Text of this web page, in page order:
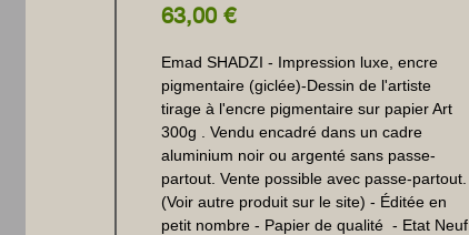
63,00 €Preis
Emad SHADZI - Impression luxe, encre
pigmentaire (giclée)-Dessin de l'artiste
tirage à l'encre pigmentaire sur papier Art
300g . Vendu encadré dans un cadre
aluminium noir ou argenté sans passe-
partout. Vente possible avec passe-partout.
(Voir autre produit sur le site) - Éditée en
petit nombre - Papier de qualité  - Etat Neuf